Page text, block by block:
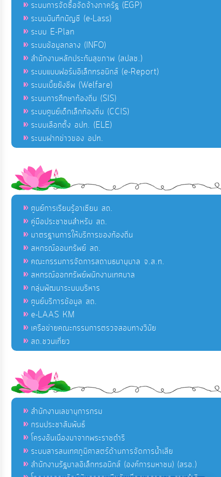
ระบบการจัดซื้อจัดจ้างภาครัฐ (EGP)
ระบบบันทึกบัญชี (e-Lass)
ระบบ E-Plan
ระบบข้อมูลกลาง (INFO)
สำนักงานหลักประกันสุขภาพ (สปสช.)
ระบบแบบฟอร์มอิเล็กทรอนิกส์ (e-Report)
ระบบเบี้ยยังชีพ (Welfare)
ระบบการศึกษาท้องถิ่น (SIS)
ระบบศูนย์เด็กเล็กท้องถิ่น (CCIS)
ระบบเลือกตั้ง อปท. (ELE)
ระบบฝากข่าวของ อปท.
ศูนย์การเรียนรู้อาเซียน สถ.
คู่มือประชาชนสำหรับ สถ.
มาตรฐานการให้บริการของท้องถิ่น
สหกรณ์ออมทรัพย์ สถ.
คณะกรรมการจัดการสถานธนานุบาล จ.ส.ท.
สหกรณ์ออกทรัพย์พนักงานเทศบาล
กลุ่มพัฒนาระบบบริหาร
ศูนย์บริการข้อมูล สถ.
e-LAAS KM
เครือข่ายคณะกรรมการตรวจสอบทางวินัย
สถ.ชวนเที่ยว
สำนักงานเลขานุการกรม
กรมประชาสัมพันธ์
โครงอันเนื่องมาจากพระราชดำริ
ระบบสารสนเทศภูมิศาสตร์ด้านการจัดการน้ำเสีย
สำนักงานรัฐบาลอิเล็กทรอนิกส์ (องค์การมหาชน) (สรอ.)